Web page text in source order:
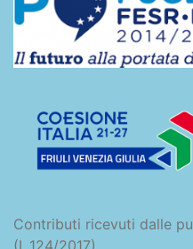
Contributi ricevuti dalle
(L.124/2017)